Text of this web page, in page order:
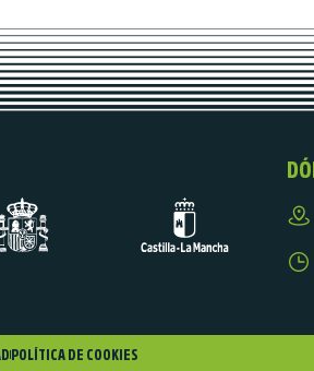
POLÍTICA DE COOKIES